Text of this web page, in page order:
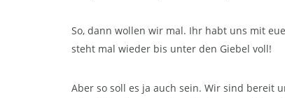
So, dann wollen wir mal. Ihr habt uns mit
steht mal wieder bis unter den Giebel voll!
Aber so soll es ja auch sein. Wir sind bereit